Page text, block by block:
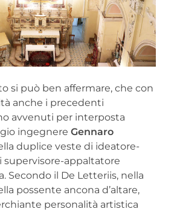
si può ben affermare, che con
anche i precedenti
avvenuti per interposta
ingegnere Gennaro
duplice veste di ideatore-
supervisore-appaltatore
Secondo il De Letteriis, nella
possente ancona d’altare,
personalità artistica